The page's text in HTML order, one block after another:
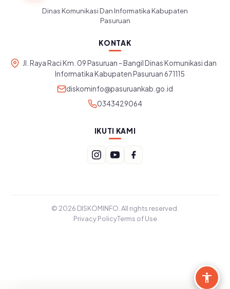
Dinas Komunikasi Dan Informatika Kabupaten
Pasuruan
KONTAK
Jl. Raya Raci Km. 09 Pasuruan - Bangil Dinas Komunikasi dan
Informatika Kabupaten Pasuruan 671115
diskominfo@pasuruankab.go.id
0343429064
IKUTI KAMI
© 2026 DISKOMINFO. All rights reserved.
Privacy PolicyTerms of Use